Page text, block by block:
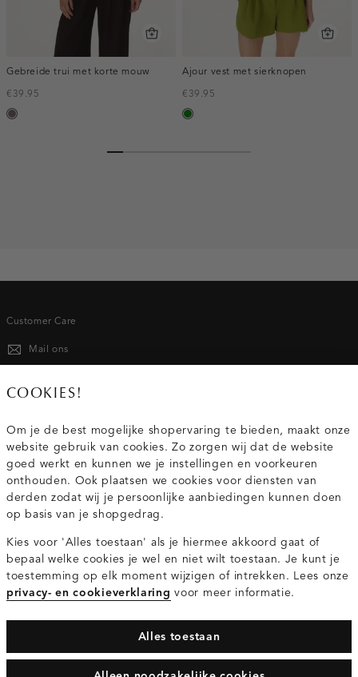
Gebreide trui met korte mouw
€39.95
mauve,
Ajour vest met sierknopen
€39.95
groen
Customer Care
Mail ons
020 - 3412 667
Service
Wij zijn Costes
Topcategorieën voor jou
Privacy- en cookieverklaringAlgemene Voorwaarden
COOKIES!
Om je de best mogelijke shopervaring te bieden, maakt onze
website gebruik van cookies. Zo zorgen wij dat de website
goed werkt en kunnen we je instellingen en voorkeuren
onthouden. Ook plaatsen we cookies voor diensten van
derden zodat wij je persoonlijke aanbiedingen kunnen doen
op basis van je shopgedrag.
Kies voor 'Alles toestaan' als je hiermee akkoord gaat of
bepaal welke cookies je wel en niet wilt toestaan. Je kunt je
toestemming op elk moment wijzigen of intrekken. Lees onze
privacy- en cookieverklaring voor meer informatie.
Alles toestaan